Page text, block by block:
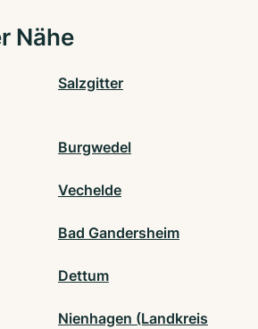
Nähe
Salzgitter
Burgwedel
Vechelde
Bad Gandersheim
Dettum
Nienhagen (Landkreis